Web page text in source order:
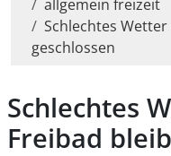
allgemein freizeit
Schlechtes
geschlossen
Schlechtes
Freibad